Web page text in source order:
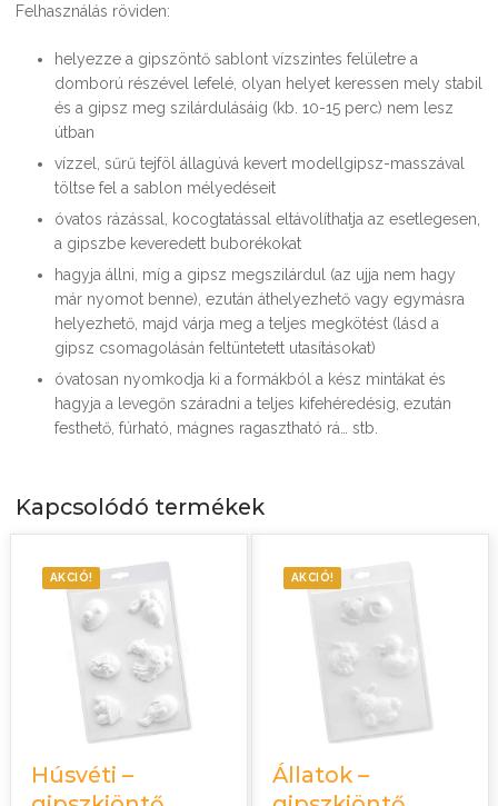
Felhasználás röviden:
helyezze a gipszöntő sablont vízszintes felületre a
domború részével lefelé, olyan helyet keressen mely stabil
és a gipsz meg szilárdulásáig (kb. 10-15 perc) nem lesz
útban
vízzel, sűrű tejföl állagúvá kevert modellgipsz-masszával
töltse fel a sablon mélyedéseit
óvatos rázással, kocogtatással eltávolíthatja az esetlegesen,
a gipszbe keveredett buborékokat
hagyja állni, míg a gipsz megszilárdul (az ujja nem hagy
már nyomot benne), ezután áthelyezhető vagy egymásra
helyezhető, majd várja meg a teljes megkötést (lásd a
gipsz csomagolásán feltüntetett utasításokat)
óvatosan nyomkodja ki a formákból a kész mintákat és
hagyja a levegőn száradni a teljes kifehéredésig, ezután
festhető, fúrható, mágnes ragasztható rá… stb.
Kapcsolódó termékek
AKCIÓ!
Húsvéti –
AKCIÓ!
Állatok –